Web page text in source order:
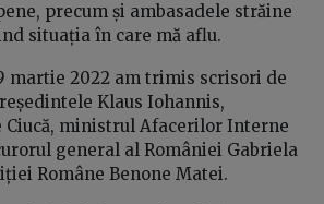
precum și ambasadele străine
situația în care mă aflu.
martie 2022 am trimis scrisori de
Klaus Iohannis,
Ciucă, ministrul Afacerilor Interne
general al României Gabriela
Române Benone Matei.